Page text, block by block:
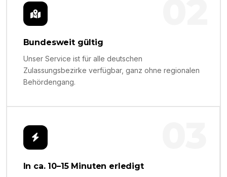
Bundesweit gültig
Unser Service ist für alle deutschen
Zulassungsbezirke verfügbar, ganz ohne regionalen
Behördengang.
In ca. 10–15 Minuten erledigt